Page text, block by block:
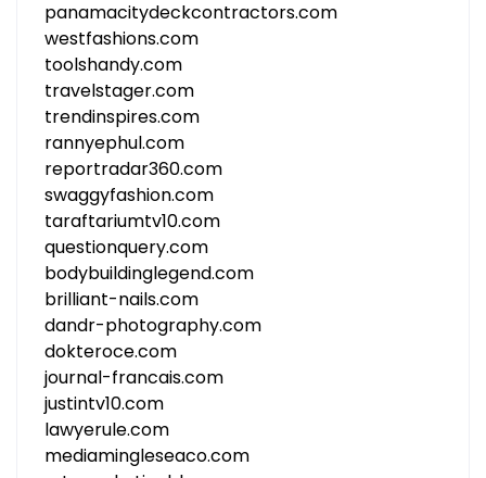
panamacitydeckcontractors.com
westfashions.com
toolshandy.com
travelstager.com
trendinspires.com
rannyephul.com
reportradar360.com
swaggyfashion.com
taraftariumtv10.com
questionquery.com
bodybuildinglegend.com
brilliant-nails.com
dandr-photography.com
dokteroce.com
journal-francais.com
justintv10.com
lawyerule.com
mediamingleseaco.com